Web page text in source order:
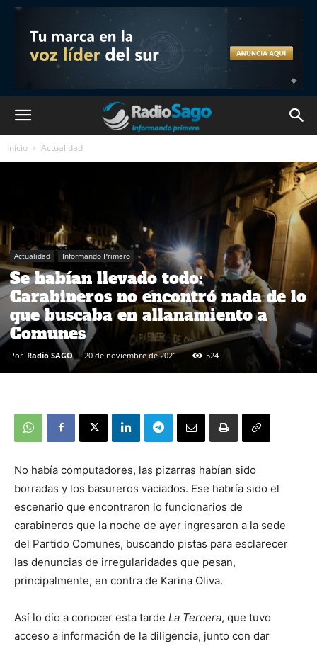
Inicio Actualidad
Actualidad Informando Primero
Se habían llevado todo:
Carabineros no encontró nada de lo
que buscaba en allanamiento a
Comunes
Por Radio SAGO - 20 de noviembre de 2021 524
No había computadores, las pizarras habían sido
borradas y los basureros vaciados. Ese habría sido el
escenario que encontraron lo funcionarios de
carabineros que la noche de ayer ingresaron a la sede
del Partido Comunes, buscando pistas para esclarecer
las denuncias de irregularidades que pesan,
principalmente, en contra de Karina Oliva.
Así lo dio a conocer esta tarde La Tercera, que tuvo
acceso a información de la diligencia, junto con dar